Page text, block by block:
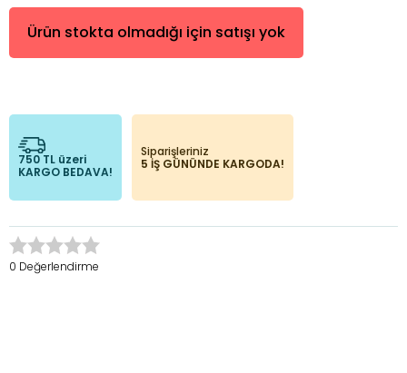
Ürün stokta olmadığı için satışı yok
750 TL üzeri
KARGO BEDAVA!
Siparişleriniz
5 İŞ GÜNÜNDE KARGODA!
0 Değerlendirme